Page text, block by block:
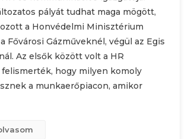
pályát tudhat maga mögött,
a Honvédelmi Minisztérium
Fővárosi Gázműveknél, végül az Egis
Az elsők között volt a HR
felismerték, hogy milyen komoly
a munkaerőpiacon, amikor